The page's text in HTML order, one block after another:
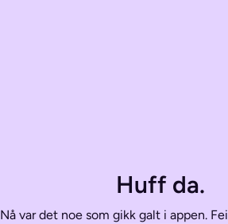
Huff da.
Nå var det noe som gikk galt i appen.